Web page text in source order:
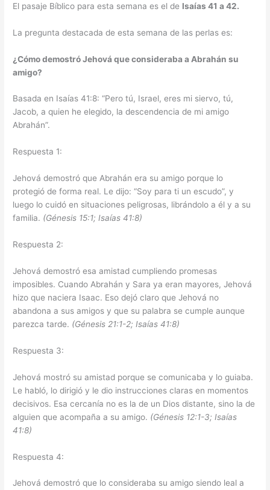
El pasaje Bíblico para esta semana es el de Isaías 41 a 42.
La pregunta destacada de esta semana de las perlas es:
¿Cómo demostró Jehová que consideraba a Abrahán su
amigo?
Basada en Isaías 41:8: “Pero tú, Israel, eres mi siervo, tú,
Jacob, a quien he elegido, la descendencia de mi amigo
Abrahán”.
Respuesta 1:
Jehová demostró que Abrahán era su amigo porque lo
protegió de forma real. Le dijo: “Soy para ti un escudo”, y
luego lo cuidó en situaciones peligrosas, librándolo a él y a su
familia. (Génesis 15:1; Isaías 41:8)
Respuesta 2:
Jehová demostró esa amistad cumpliendo promesas
imposibles. Cuando Abrahán y Sara ya eran mayores, Jehová
hizo que naciera Isaac. Eso dejó claro que Jehová no
abandona a sus amigos y que su palabra se cumple aunque
parezca tarde. (Génesis 21:1-2; Isaías 41:8)
Respuesta 3:
Jehová mostró su amistad porque se comunicaba y lo guiaba.
Le habló, lo dirigió y le dio instrucciones claras en momentos
decisivos. Esa cercanía no es la de un Dios distante, sino la de
alguien que acompaña a su amigo. (Génesis 12:1-3; Isaías
41:8)
Respuesta 4:
Jehová demostró que lo consideraba su amigo siendo leal a